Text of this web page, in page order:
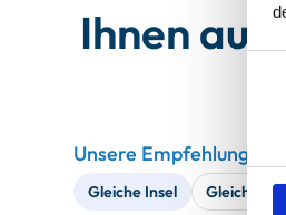
Ihnen
Unsere Empfehlungen
Gleiche Insel Gleiches